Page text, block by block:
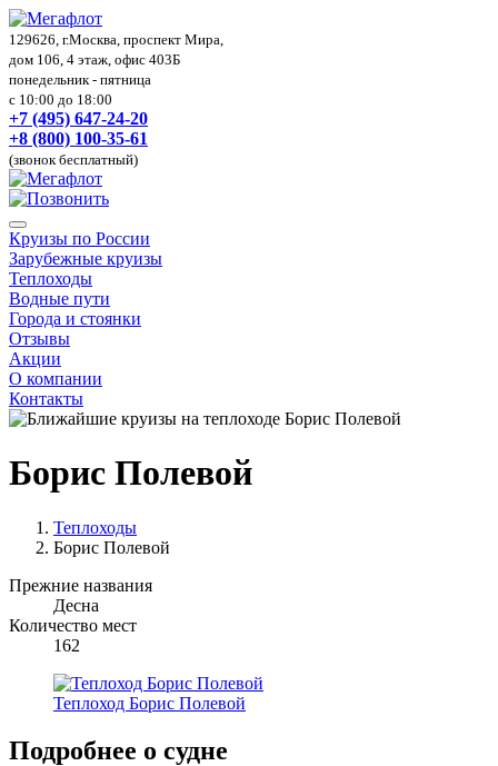
129626, г.Москва, проспект Мира,
дом 106, 4 этаж, офис 403Б
понедельник - пятница
с 10:00 до 18:00
+7 (495) 647-24-20
+8 (800) 100-35-61
(звонок бесплатный)
Круизы по России
Зарубежные круизы
Теплоходы
Водные пути
Города и стоянки
Отзывы
Акции
О компании
Контакты
Борис Полевой
Теплоходы
Борис Полевой
Прежние названия
Десна
Количество мест
162
Теплоход Борис Полевой
Подробнее о судне